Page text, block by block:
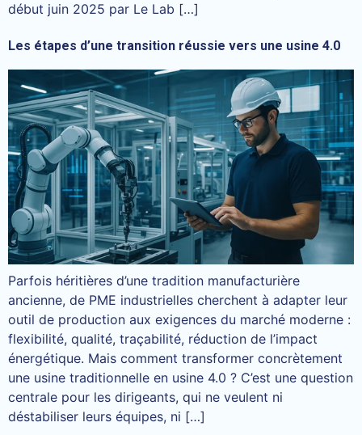
début juin 2025 par Le Lab […]
Les étapes d’une transition réussie vers une usine 4.0
Parfois héritières d’une tradition manufacturière
ancienne, de PME industrielles cherchent à adapter leur
outil de production aux exigences du marché moderne :
flexibilité, qualité, traçabilité, réduction de l’impact
énergétique. Mais comment transformer concrètement
une usine traditionnelle en usine 4.0 ? C’est une question
centrale pour les dirigeants, qui ne veulent ni
déstabiliser leurs équipes, ni […]